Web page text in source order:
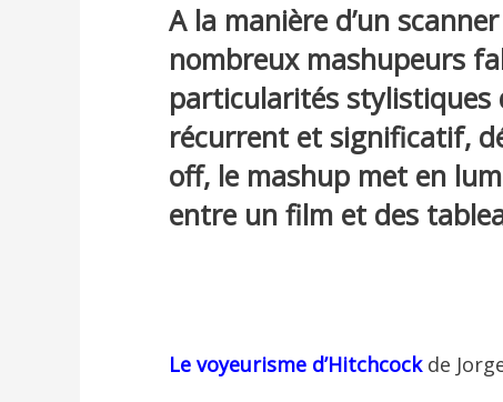
A la manière d’un
nombreux mashupeurs
particularités stylistiques
récurrent et significatif,
off, le mashup met en
entre un film et des
Le voyeurisme d’Hitchcockde